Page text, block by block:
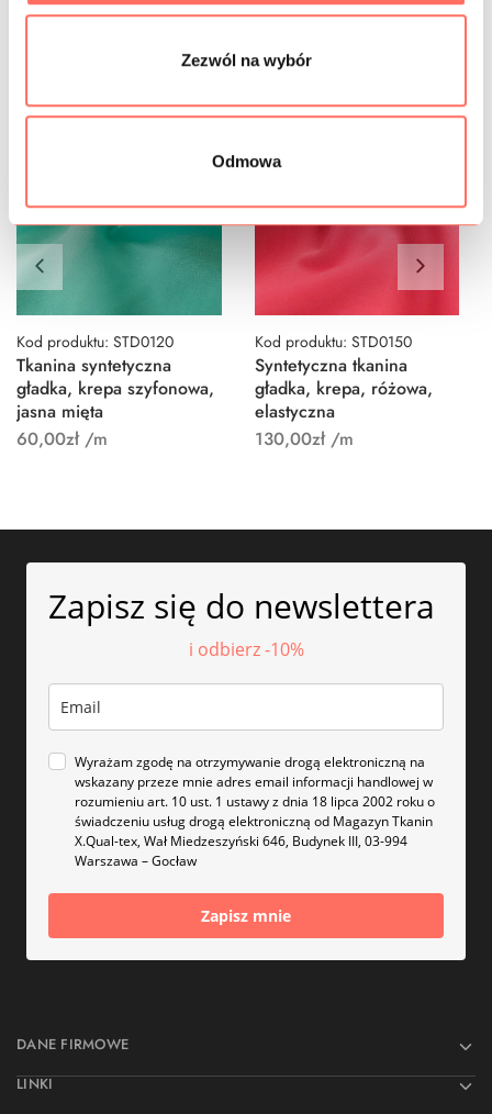
Zezwól na wybór
Odmowa
Podobne produkty
Kod produktu: STD0120
Tkanina syntetyczna
gładka, krepa szyfonowa,
jasna mięta
60,00zł/m
Kod produktu: STD0150
Syntetyczna tkanina
gładka, krepa, różowa,
elastyczna
130,00zł/m
Zapisz się do newslettera
i odbierz -10%
Wyrażam zgodę na otrzymywanie drogą elektroniczną na
wskazany przeze mnie adres email informacji handlowej w
rozumieniu art. 10 ust. 1 ustawy z dnia 18 lipca 2002 roku o
świadczeniu usług drogą elektroniczną od Magazyn Tkanin
X.Qual-tex, Wał Miedzeszyński 646, Budynek III, 03-994
Warszawa – Gocław
Zapisz mnie
DANE FIRMOWE
LINKI